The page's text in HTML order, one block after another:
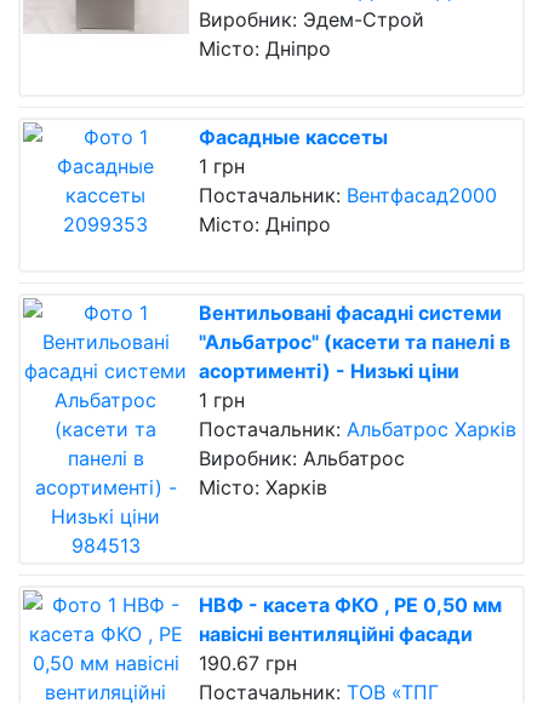
Виробник: Эдем-Строй
Місто: Дніпро
Фасадные кассеты
1 грн
Постачальник: Вентфасад2000
Місто: Дніпро
Вентильовані фасадні системи
"Альбатрос" (касети та панелі в
асортименті) - Низькі ціни
1 грн
Постачальник: Альбатрос Харків
Виробник: Альбатрос
Місто: Харків
НВФ - касета ФКО , РЕ 0,50 мм
навісні вентиляційні фасади
190.67 грн
Постачальник: ТОВ «ТПГ